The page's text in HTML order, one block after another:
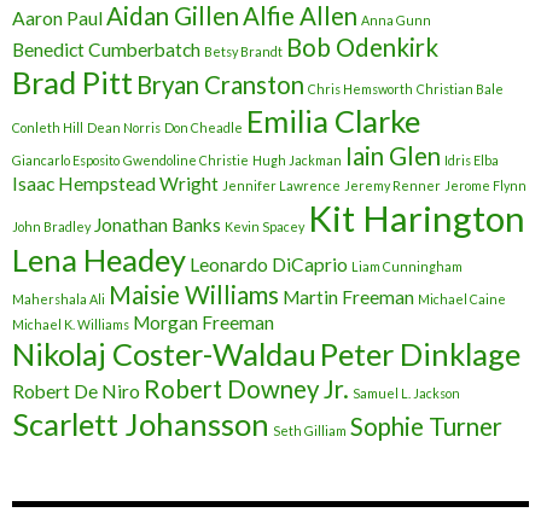
Aaron PaulAidan GillenAlfie Allen Anna Gunn
Benedict Cumberbatch Betsy Brandt Bob Odenkirk
Brad Pitt Bryan Cranston Chris Hemsworth Christian Bale
Conleth Hill Dean Norris Don Cheadle Emilia Clarke
Giancarlo Esposito Gwendoline Christie Hugh Jackman Iain Glen Idris Elba
Isaac Hempstead Wright Jennifer Lawrence Jeremy Renner Jerome Flynn
John Bradley Jonathan Banks Kevin Spacey Kit Harington
Lena Headey Leonardo DiCaprio Liam Cunningham
Mahershala Ali Maisie Williams Martin Freeman Michael Caine
Michael K. Williams Morgan Freeman
Nikolaj Coster-Waldau Peter Dinklage
Robert De Niro Robert Downey Jr. Samuel L. Jackson
Scarlett Johansson Seth Gilliam Sophie Turner